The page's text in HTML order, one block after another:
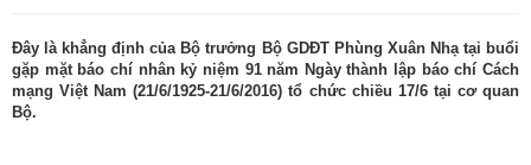
Đây là khẳng định của Bộ trưởng Bộ GDĐT Phùng Xuân Nhạ tại buổi
gặp mặt báo chí nhân kỷ niệm 91 năm Ngày thành lập báo chí Cách
mạng Việt Nam (21/6/1925-21/6/2016) tổ chức chiều 17/6 tại cơ quan
Bộ.